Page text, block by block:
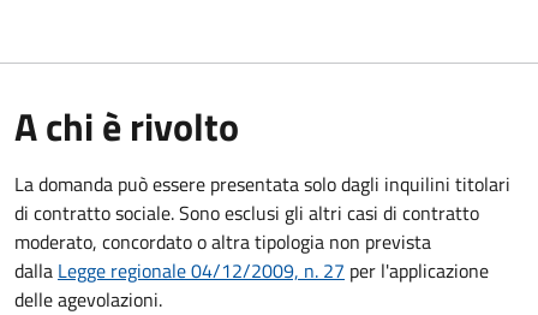
A chi è rivolto
La domanda può essere presentata solo dagli inquilini titolari
di contratto sociale. Sono esclusi gli altri casi di contratto
moderato, concordato o altra tipologia non prevista
dalla Legge regionale 04/12/2009, n. 27 per l'applicazione
delle agevolazioni.